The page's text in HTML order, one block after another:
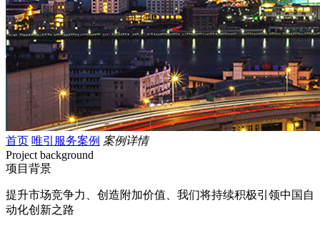
首页 唯引服务案例 案例详情
Project background
项目背景
提升市场竞争力、创造附加价值、我们将持续积极引领中国自
动化创新之路